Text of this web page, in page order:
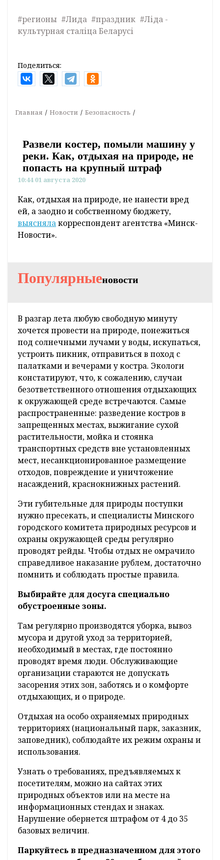
#регионы #Лида #праздник #Ліда -
культурная сталіца Беларусі
Поделиться:
Главная Новости Безопасность
Развели костер, помыли машину у
реки. Как, отдыхая на природе, не
попасть на крупный штраф
10:44 01 августа 2020
Как, отдыхая на природе, не нанести вред
ей, а заодно и собственному бюджету,
выяснялакорреспондент агентства «Минск-
Новости».
Популярные новости
В разгар лета любую свободную минуту
хочется провести на природе, понежиться
под солнечными лучами у воды, искупаться,
устроить пикник, отправиться в поход с
палатками и вечерами у костра. Экологи
констатируют, что, к сожалению, случаи
безответственного отношения отдыхающих
к окружающей среде встречаются. Самые
распространенные: разведение костров в
запрещенных местах, выжигание сухой
растительности, мойка и стоянка
транспортных средств вне установленных
отходов, повреждение и уничтожение
насаждений, краснокнижных растений.
Эти губительные для природы поступки
нужно пресекать, и специалисты Минского
городского комитета природных ресурсов и
охраны окружающей среды регулярно
проводят рейды. Чтобы отдых не омрачило
справедливое наказание рублем, достаточно
помнить и соблюдать простые правила.
Выбирайте для досуга специально
обустроенные зоны.
Там регулярно производятся уборка, вывоз
необходимый в местах, где постоянно
проводят время люди. Обслуживающие
организации стараются не допускать
засорения этих зон, заботясь и о комфорте
отдыхающих, и о природе.
территориях (национальный парк, заказник,